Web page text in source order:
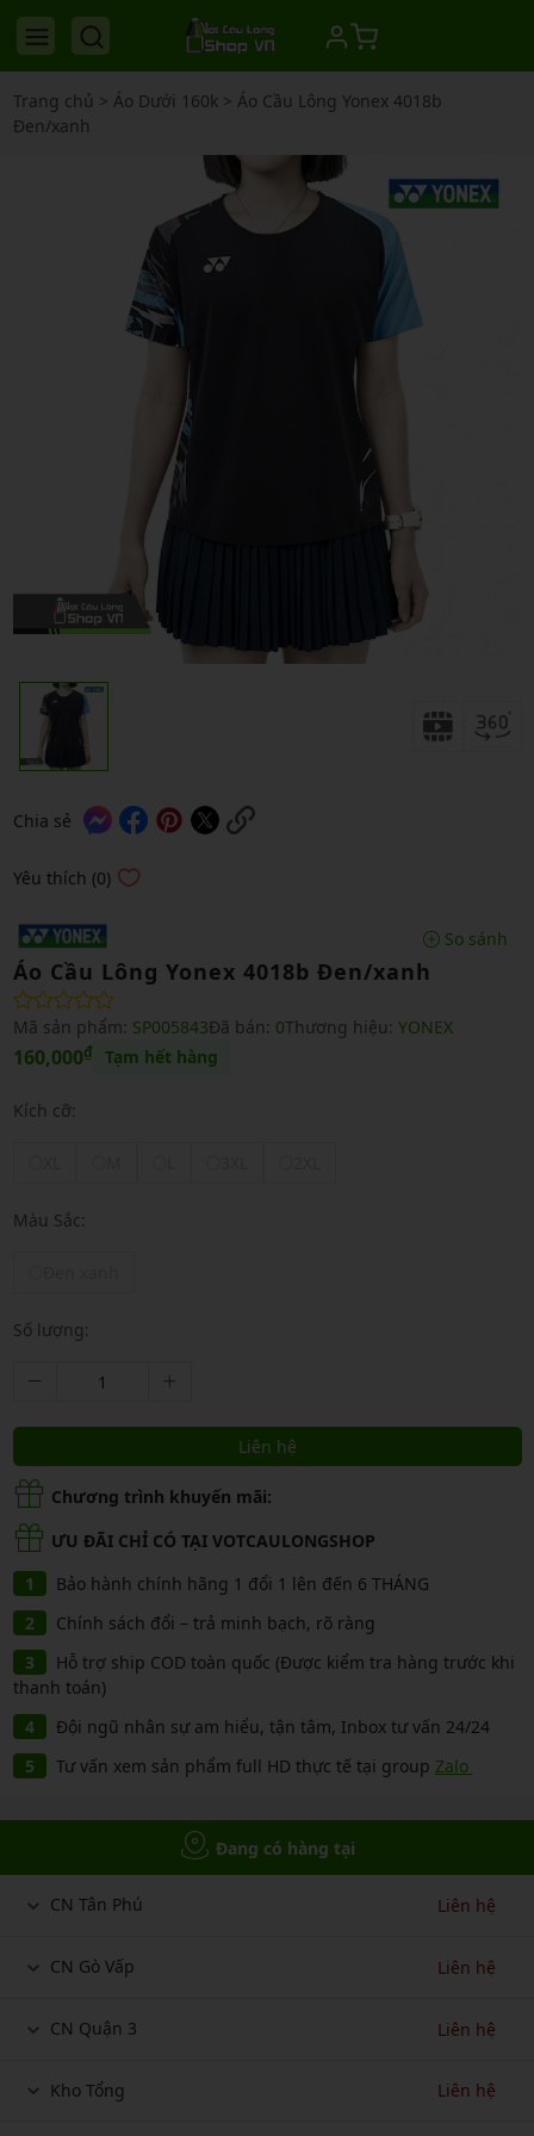
Trang chủ > Áo Dưới 160k> Áo Cầu Lông Yonex 4018b
Đen/xanh
Chia sẻ
Yêu thích (0)
So sánh
Áo Cầu Lông Yonex 4018b Đen/xanh
Mã sản phẩm: SP005843Đã bán: 0Thương hiệu: YONEX
160,000₫ Tạm hết hàng
Kích cỡ:
Màu Sắc:
Số lượng:
Liên hệ
Chương trình khuyến mãi:
ƯU ĐÃI CHỈ CÓ TẠI VOTCAULONGSHOP
Bảo hành chính hãng 1 đổi 1 lên đến 6 THÁNG
Chính sách đổi – trả minh bạch, rõ ràng
Hỗ trợ ship COD toàn quốc (Được kiểm tra hàng trước khi
thanh toán)
Đội ngũ nhân sự am hiểu, tận tâm, Inbox tư vấn 24/24
Tư vấn xem sản phẩm full HD thực tế tại group Zalo
Đang có hàng tại
CN Tân Phú Liên hệ
CN Gò Vấp Liên hệ
CN Quận 3 Liên hệ
Kho Tổng Liên hệ